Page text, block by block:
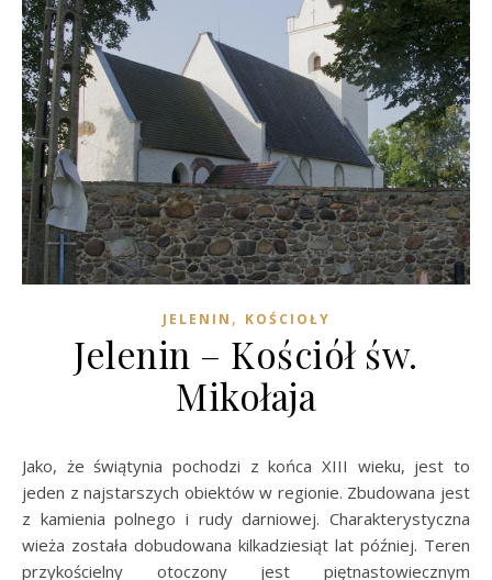
JELENIN , KOŚCIOŁY
Jelenin – Kościół św.
Mikołaja
Jako, że świątynia pochodzi z końca XIII wieku, jest to
jeden z najstarszych obiektów w regionie. Zbudowana jest
z kamienia polnego i rudy darniowej. Charakterystyczna
wieża została dobudowana kilkadziesiąt lat później. Teren
przykościelny otoczony jest piętnastowiecznym